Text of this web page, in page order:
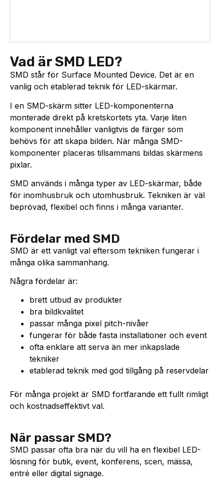
Vad är SMD LED?
SMD står för Surface Mounted Device. Det är en
vanlig och etablerad teknik för LED-skärmar.
I en SMD-skärm sitter LED-komponenterna
monterade direkt på kretskortets yta. Varje liten
komponent innehåller vanligtvis de färger som
behövs för att skapa bilden. När många SMD-
komponenter placeras tillsammans bildas skärmens
pixlar.
SMD används i många typer av LED-skärmar, både
för inomhusbruk och utomhusbruk. Tekniken är väl
beprövad, flexibel och finns i många varianter.
Fördelar med SMD
SMD är ett vanligt val eftersom tekniken fungerar i
många olika sammanhang.
Några fördelar är:
brett utbud av produkter
bra bildkvalitet
passar många pixel pitch-nivåer
fungerar för både fasta installationer och event
ofta enklare att serva än mer inkapslade
tekniker
etablerad teknik med god tillgång på reservdelar
För många projekt är SMD fortfarande ett fullt rimligt
och kostnadseffektivt val.
När passar SMD?
SMD passar ofta bra när du vill ha en flexibel LED-
lösning för butik, event, konferens, scen, mässa,
entré eller digital signage.